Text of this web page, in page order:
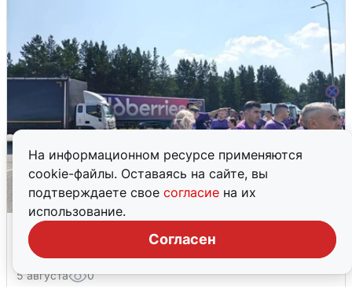
На информационном ресурсе применяются
cookie-файлы. Оставаясь на сайте, вы
подтверждаете свое согласие на их
использование.
Согласен
Склад Wildberries в Екатеринбурге
эвакуировали из-за БПЛА
5 августа 0